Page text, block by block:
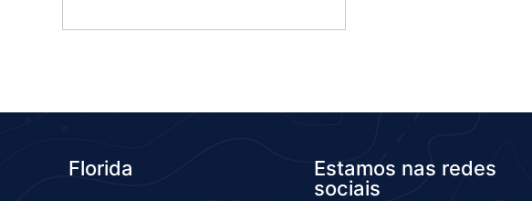
Florida
Estamos nas redes
sociais